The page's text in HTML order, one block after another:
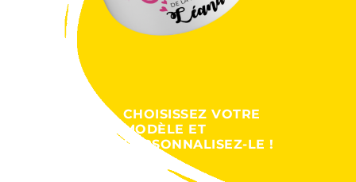
CHOISISSEZ VOTRE
MODÈLE ET
PERSONNALISEZ-LE !